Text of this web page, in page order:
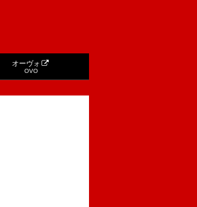
オーヴォ
OVO